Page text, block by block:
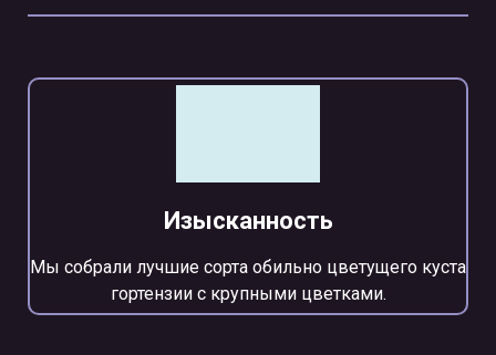
Изысканность
Мы собрали лучшие сорта обильно цветущего куста
гортензии с крупными цветками.